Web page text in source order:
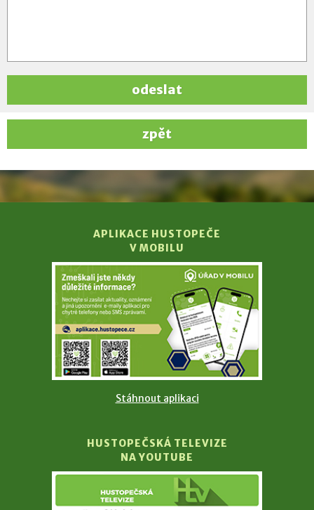
odeslat
zpět
APLIKACE HUSTOPEČE
V MOBILU
Stáhnout aplikaci
HUSTOPEČSKÁ TELEVIZE
NA YOUTUBE